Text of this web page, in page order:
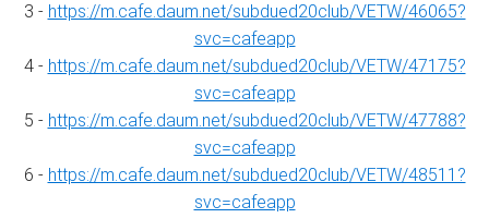
3 - https://m.cafe.daum.net/subdued20club/VETW/46065?
svc=cafeapp
4 - https://m.cafe.daum.net/subdued20club/VETW/47175?
svc=cafeapp
5 - https://m.cafe.daum.net/subdued20club/VETW/47788?
svc=cafeapp
6 - https://m.cafe.daum.net/subdued20club/VETW/48511?
svc=cafeapp